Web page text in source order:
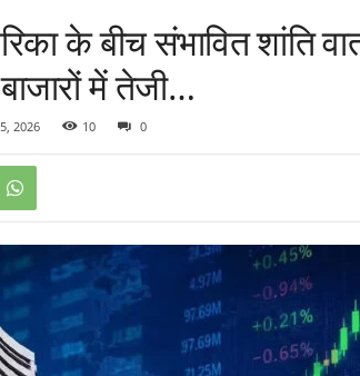
के बीच संभावित शांति
में तेजी…
2026 10 0